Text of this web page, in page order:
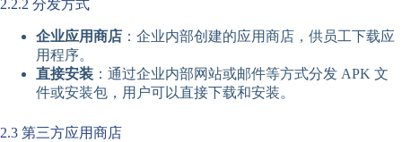
2.2.2 分发方式
企业应用商店 ：企业内部创建的应用商店，供员工下载应
用程序。
直接安装 ：通过企业内部网站或邮件等方式分发 APK 文
件或安装包，用户可以直接下载和安装。
2.3 第三方应用商店